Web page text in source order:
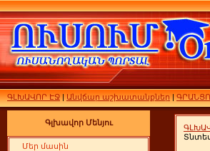
ԳԼԽԱՎՈՐ ԷՋ|Անվճար աշխատանքներ|
Գլխավոր Մենյու
Մեր մասին